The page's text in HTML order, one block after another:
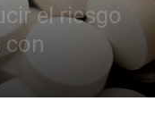
el riesgo
con